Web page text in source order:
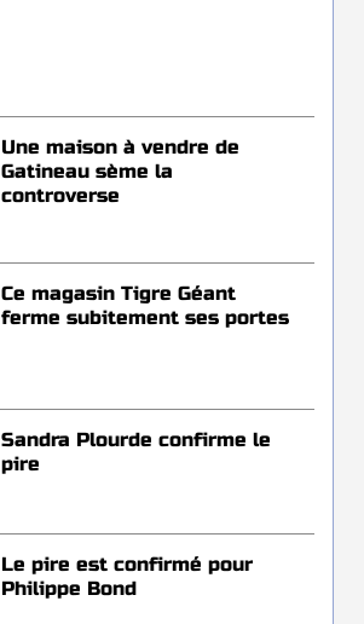
Une maison à vendre de
Gatineau sème la
controverse
Ce magasin Tigre Géant
ferme subitement ses portes
Sandra Plourde confirme le
pire
Le pire est confirmé pour
Philippe Bond